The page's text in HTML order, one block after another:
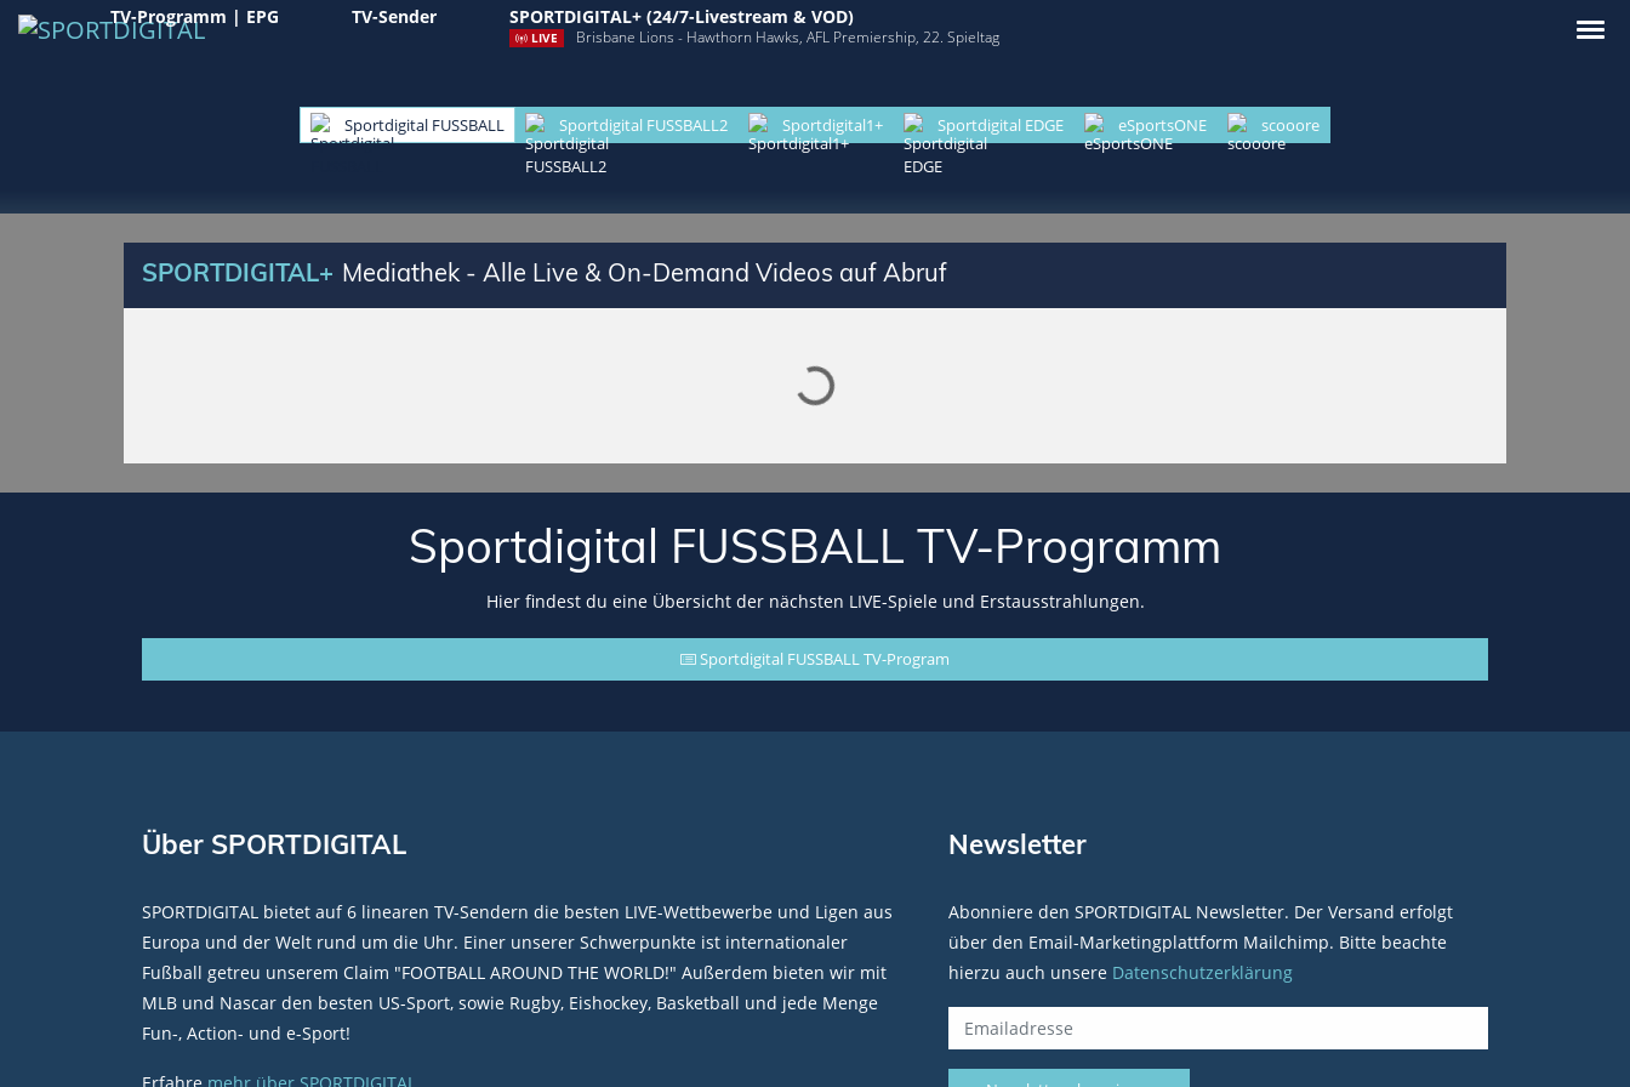
TV-Programm | EPG TV-Sender SPORTDIGITAL+ (24/7-Livestream & VOD)
LIVE Brisbane Lions - Hawthorn Hawks, AFL Premiership, 22. Spieltag
Sportdigital FUSSBALL Sportdigital FUSSBALL2 Sportdigital1+ Sportdigital EDGE eSportsONE scooore
SPORTDIGITAL+ Mediathek - Alle Live & On-Demand Videos auf Abruf
Lade SPORTDIGITAL+ Mediathek
Sportdigital FUSSBALL TV-Programm
Hier findest du eine Übersicht der nächsten LIVE-Spiele und Erstausstrahlungen.
Sportdigital FUSSBALL TV-Program
Über SPORTDIGITAL
SPORTDIGITAL bietet auf 6 linearen TV-Sendern die besten LIVE-Wettbewerbe und Ligen aus
Europa und der Welt rund um die Uhr. Einer unserer Schwerpunkte ist internationaler
Fußball getreu unserem Claim "FOOTBALL AROUND THE WORLD!" Außerdem bieten wir mit
MLB und Nascar den besten US-Sport, sowie Rugby, Eishockey, Basketball und jede Menge
Fun-, Action- und e-Sport!
Newsletter
Abonniere den SPORTDIGITAL Newsletter. Der Versand erfolgt
über den Email-Marketingplattform Mailchimp. Bitte beachte
hierzu auch unsere Datenschutzerklärung